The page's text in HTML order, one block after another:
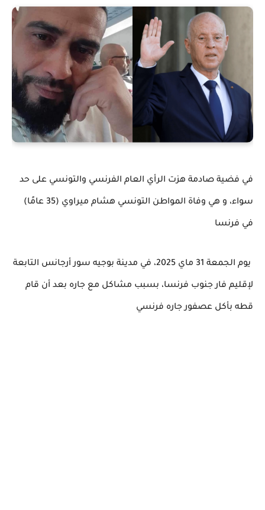
في فضية صادمة هزت الرأي العام الفرنسي والتونسي على حد
سواء، و هي وفاة المواطن التونسي هشام ميراوي (35 عامًا)
في فرنسا
يوم الجمعة 31 ماي 2025، في مدينة بوجيه سور أرجانس التابعة
لإقليم فار جنوب فرنسا، بسبب مشاكل مع جاره بعد أن قام
قطه بأكل عصفور جاره فرنسي